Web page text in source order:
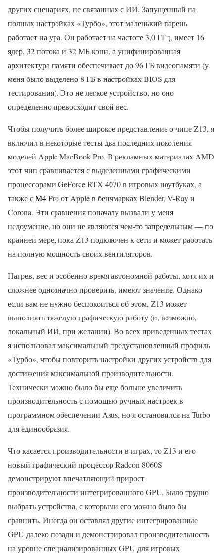
других сценариях, не связанных с ИИ. Запущенный на
полных настройках «Турбо», этот маленький парень
работает на ура. Он работает на частоте 3,0 ГГц, имеет 16
ядер, 32 потока и 32 МБ кэша, а унифицированная
архитектура памяти обеспечивает до 96 ГБ видеопамяти (у
меня было выделено 8 ГБ в настройках BIOS для
тестирования). Это не легкое устройство, но оно
определенно превосходит свой вес.
Чтобы получить более широкое представление о чипе Z13, я
включил в некоторые тесты два последних поколения
моделей Apple MacBook Pro. В рекламных материалах AMD
этот чип сравнивается с выделенными графическими
процессорами GeForce RTX 4070 в игровых ноутбуках, а
также сM4Pro от Apple в бенчмарках Blender, V-Ray и
Corona. Эти сравнения поначалу вызвали у меня
недоумение, но они не являются чем-то запредельным — по
крайней мере, пока Z13 подключен к сети и может работать
на полную мощность своих вентиляторов.
Нагрев, вес и особенно время автономной работы, хотя их и
сложнее однозначно проверить, имеют значение. Однако
если вам не нужно беспокоиться об этом, Z13 может
выполнять тяжелую графическую работу (и, возможно,
локальный ИИ, при желании). Во всех приведенных тестах
я использовал максимальный предустановленный профиль
«Турбо», чтобы повторить настройки других устройств для
достижения максимальной производительности.
Технически можно было бы еще больше увеличить
производительность с помощью ручных настроек в
программном обеспечении Asus, но я остановился на Turbo
для единообразия.
Что касается производительности в играх, то Z13 и его
новый графический процессор Radeon 8060S
демонстрируют впечатляющий прирост
производительности интегрированного GPU. Было трудно
выбрать устройства, с которыми его можно было бы
сравнить. Иногда он оставлял другие интегрированные
GPU далеко позади и демонстрировал производительность
на уровне специализированных GPU для игровых